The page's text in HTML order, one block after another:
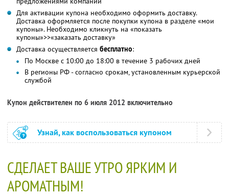
Для активации купона необходимо оформить доставку.
Доставка оформляется после покупки купона в разделе «мои
купоны». Необходимо кликнуть на «показать
купоны»>>«заказать доставку»
Доставка осуществляется бесплатно:
По Москве с 10:00 до 18:00 в течение 3 рабочих дней
В регионы РФ - согласно срокам, установленным курьерской
службой
Купон действителен по 6 июля 2012 включительно
Узнай, как воспользоваться купоном
СДЕЛАЕТ ВАШЕ УТРО ЯРКИМ И
АРОМАТНЫМ!